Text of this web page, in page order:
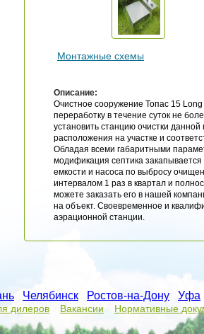
Монтажные схемы
Описание:
Очистное сооружение Топас 15
переработку в течение суток не
установить станцию очистки
расположения на участке и
Обладая всеми габаритными
модификация септика
емкости и насоса по выбросу
интервалом 1 раз в квартал и
можете заказать его в нашей
на объект. Своевременное и
аэрационной станции.
Челябинск Ростов-на-Дону Уфа
дилеров Вакансии Нормативные